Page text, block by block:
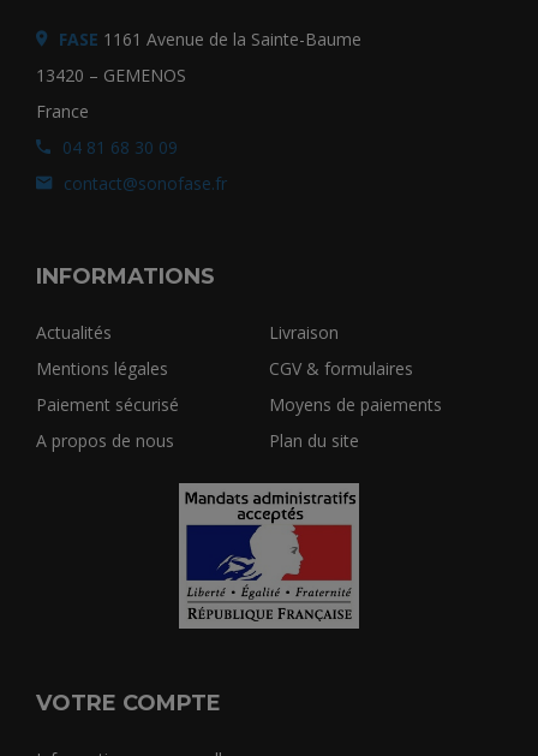
FASE 1161 Avenue de la Sainte-Baume
13420 – GEMENOS
France
04 81 68 30 09
contact@sonofase.fr
INFORMATIONS
Actualités
Livraison
Mentions légales
CGV & formulaires
Paiement sécurisé
Moyens de paiements
A propos de nous
Plan du site
VOTRE COMPTE